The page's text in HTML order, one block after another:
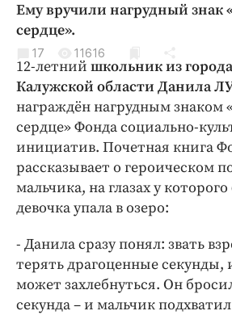
Благоустройство
Криминал
Культура
Недвижимость и ЖКХ
Образование
Общество
Погода
Праздники
Происшествия
Спорт
Экономика и бизнес
ПРОЕКТЫ
Ему вручили нагрудный знак
сердце».
17 11616
12-летний школьник из
Калужской области Данила
награждён нагрудным знаком
сердце» Фонда социально-
инициатив. Почетная книга
рассказывает о героическом
мальчика, на глазах у
девочка упала в озеро:
- Данила сразу понял: звать
терять драгоценные секунды,
может захлебнуться. Он
секунда – и мальчик